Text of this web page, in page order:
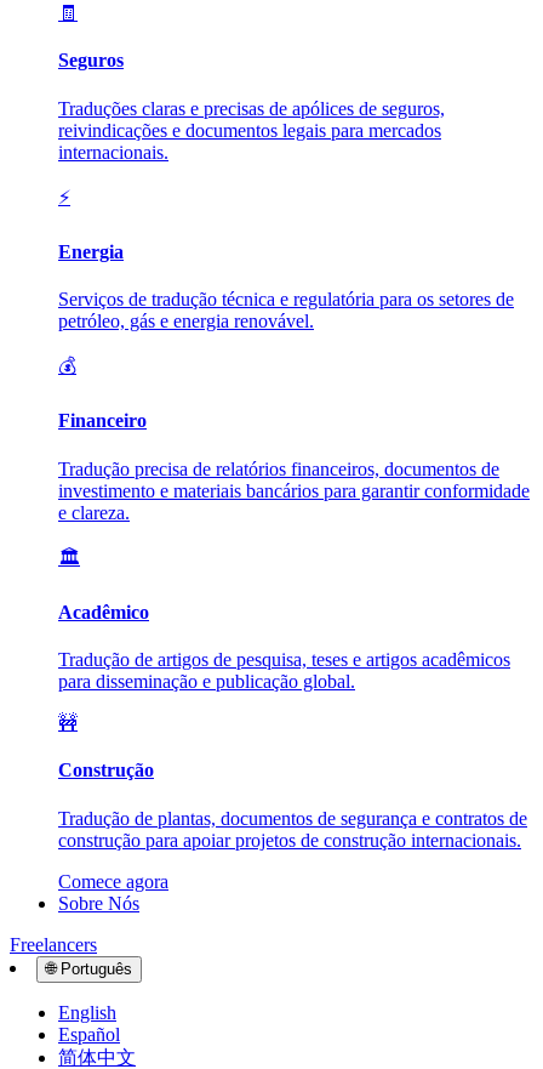
🧾
Seguros
Traduções claras e precisas de apólices de seguros,
reivindicações e documentos legais para mercados
internacionais.
⚡
Energia
Serviços de tradução técnica e regulatória para os setores de
petróleo, gás e energia renovável.
💰
Financeiro
Tradução precisa de relatórios financeiros, documentos de
investimento e materiais bancários para garantir conformidade
e clareza.
🏛️
Acadêmico
Tradução de artigos de pesquisa, teses e artigos acadêmicos
para disseminação e publicação global.
🚧
Construção
Tradução de plantas, documentos de segurança e contratos de
construção para apoiar projetos de construção internacionais.
Comece agora
Sobre Nós
Freelancers
🌐 Português
English
Español
简体中文